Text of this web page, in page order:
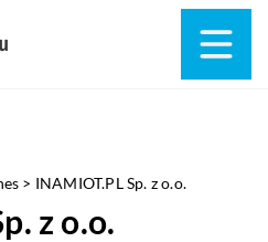
> INAMIOT.PL Sp. z o.o.
z o.o.